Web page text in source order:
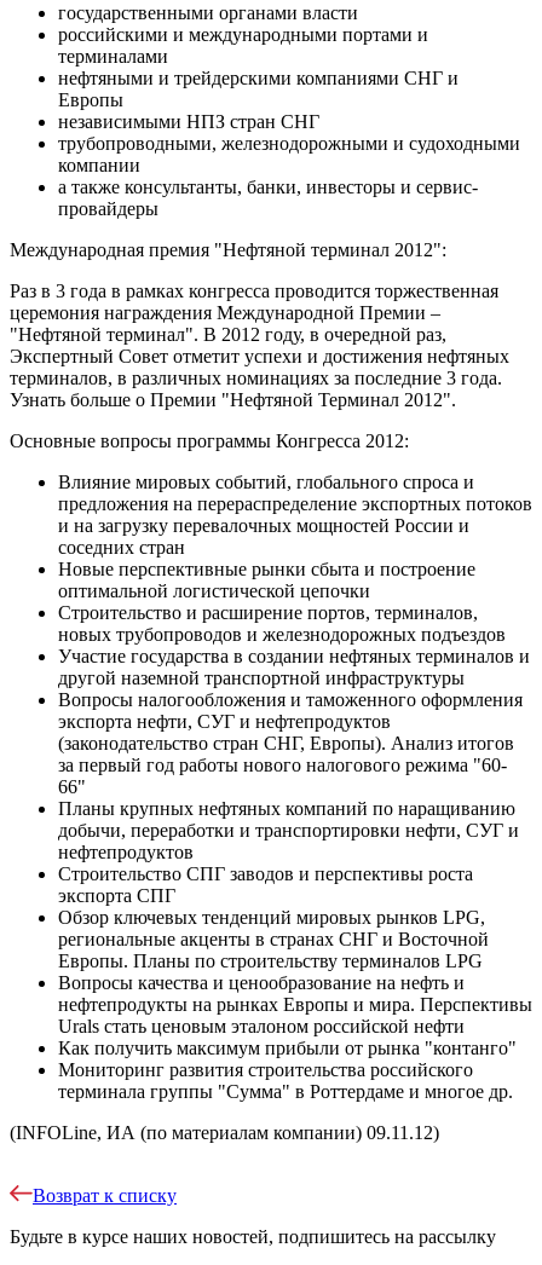
государственными органами власти
российскими и международными портами и
терминалами
нефтяными и трейдерскими компаниями СНГ и
Европы
независимыми НПЗ стран СНГ
трубопроводными, железнодорожными и судоходными
компании
а также консультанты, банки, инвесторы и сервис-
провайдеры
Международная премия "Нефтяной терминал 2012":
Раз в 3 года в рамках конгресса проводится торжественная
церемония награждения Международной Премии –
"Нефтяной терминал". В 2012 году, в очередной раз,
Экспертный Совет отметит успехи и достижения нефтяных
терминалов, в различных номинациях за последние 3 года.
Узнать больше о Премии "Нефтяной Терминал 2012".
Основные вопросы программы Конгресса 2012:
Влияние мировых событий, глобального спроса и
предложения на перераспределение экспортных потоков
и на загрузку перевалочных мощностей России и
соседних стран
Новые перспективные рынки сбыта и построение
оптимальной логистической цепочки
Строительство и расширение портов, терминалов,
новых трубопроводов и железнодорожных подъездов
Участие государства в создании нефтяных терминалов и
другой наземной транспортной инфраструктуры
Вопросы налогообложения и таможенного оформления
экспорта нефти, СУГ и нефтепродуктов
(законодательство стран СНГ, Европы). Анализ итогов
за первый год работы нового налогового режима "60-
66"
Планы крупных нефтяных компаний по наращиванию
добычи, переработки и транспортировки нефти, СУГ и
нефтепродуктов
Строительство СПГ заводов и перспективы роста
экспорта СПГ
Обзор ключевых тенденций мировых рынков LPG,
региональные акценты в странах СНГ и Восточной
Европы. Планы по строительству терминалов LPG
Вопросы качества и ценообразование на нефть и
нефтепродукты на рынках Европы и мира. Перспективы
Urals стать ценовым эталоном российской нефти
Как получить максимум прибыли от рынка "контанго"
Мониторинг развития строительства российского
терминала группы "Сумма" в Роттердаме и многое др.
(INFOLine, ИА (по материалам компании) 09.11.12)
Возврат к списку
Будьте в курсе наших новостей, подпишитесь на рассылку